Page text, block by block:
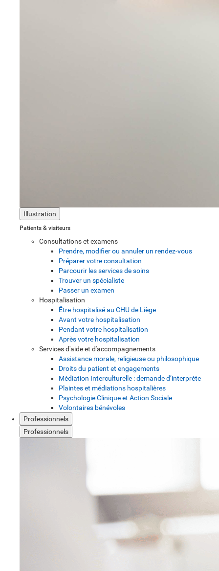
Illustration
Patients & visiteurs
Consultations et examens
Prendre, modifier ou annuler un rendez-vous
Préparer votre consultation
Parcourir les services de soins
Trouver un spécialiste
Passer un examen
Hospitalisation
Être hospitalisé au CHU de Liège
Avant votre hospitalisation
Pendant votre hospitalisation
Après votre hospitalisation
Services d'aide et d'accompagnements
Assistance morale, religieuse ou philosophique
Droits du patient et engagements
Médiation Interculturelle : demande d’interprète
Plaintes et médiations hospitalières
Psychologie Clinique et Action Sociale
Volontaires bénévoles
Professionnels
Professionnels